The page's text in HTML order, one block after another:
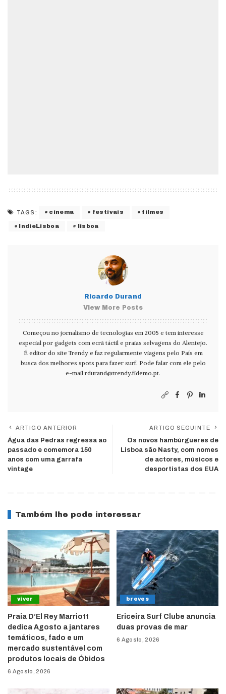
TAGS: cinema festivais filmes
IndieLisboa lisboa
Ricardo Durand
View More Posts
Começou no jornalismo de tecnologias em 2005 e tem interesse
especial por gadgets com ecrã táctil e praias selvagens do Alentejo.
É editor do site Trendy e faz regularmente viagens pelo País em
busca dos melhores spots para fazer surf. Pode falar com ele pelo
e-mail rdurand@trendy.fidemo.pt.
ARTIGO ANTERIOR
Água das Pedras regressa ao
passado e comemora 150
anos com uma garrafa
vintage
ARTIGO SEGUINTE
Os novos hambúrgueres de
Lisboa são Nasty, com nomes
de actores, músicos e
desportistas dos EUA
Também lhe pode interessar
viver
Praia D’El Rey Marriott
dedica Agosto a jantares
temáticos, fado e um
mercado sustentável com
produtos locais de Óbidos
6 Agosto, 2026
breves
Ericeira Surf Clube anuncia
duas provas de mar
6 Agosto, 2026